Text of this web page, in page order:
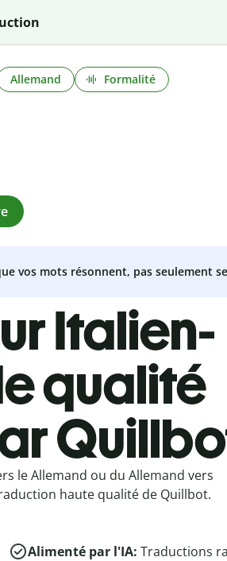
Allemand Formalité
vos mots résonnent, pas seulement
Italien-
qualité
le Allemand ou du Allemand vers
haute qualité de Quillbot.
Alimenté par l'IA: Traductions